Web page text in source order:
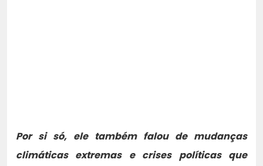
Por si só, ele também falou de mudanças
climáticas extremas e crises políticas que